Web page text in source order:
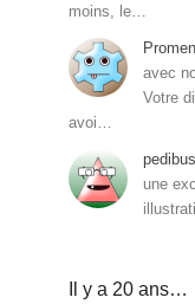
moins, le…
avec
Votre
avoi…
pedibus
une
Il y a 20 ans…